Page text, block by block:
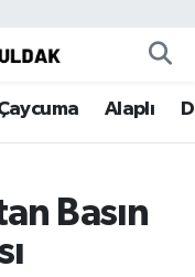
Alaplı
Basın